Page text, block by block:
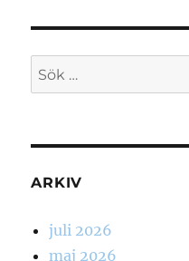
Sök
efter:
ARKIV
juli 2026
maj 2026